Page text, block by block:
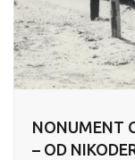
NONUMENT
– OD